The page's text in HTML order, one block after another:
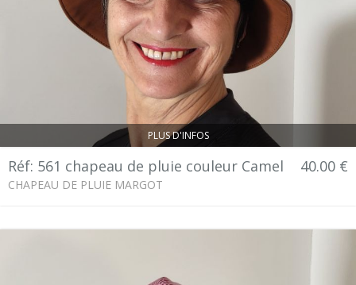
PLUS D'INFOS
Réf: 561 chapeau de pluie couleur Camel
CHAPEAU DE PLUIE MARGOT
40.00 €